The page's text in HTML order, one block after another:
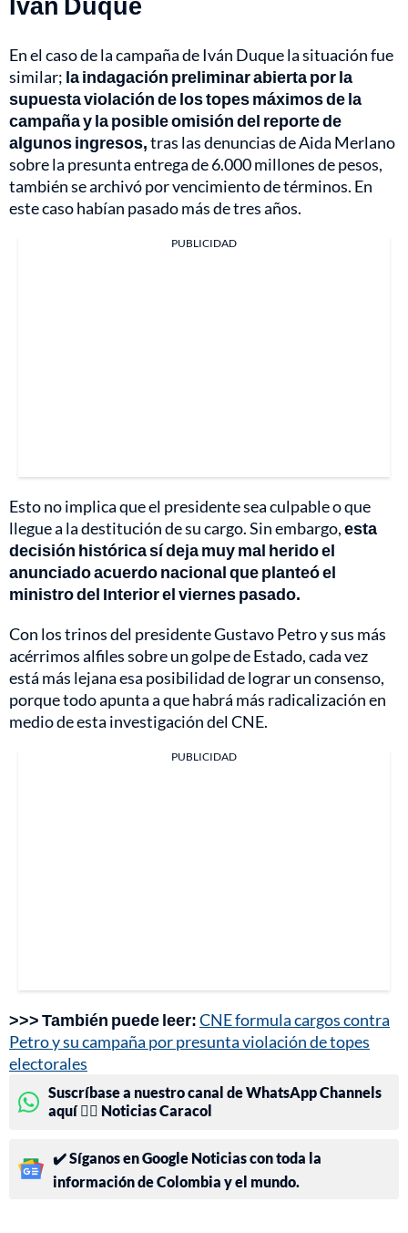
En el caso de la campaña de Iván Duque la situación fue
similar; la indagación preliminar abierta por la
supuesta violación de los topes máximos de la
campaña y la posible omisión del reporte de
algunos ingresos,tras las denuncias de Aida Merlano
sobre la presunta entrega de 6.000 millones de pesos,
también se archivó por vencimiento de términos. En
este caso habían pasado más de tres años.
PUBLICIDAD
Esto no implica que el presidente sea culpable o que
llegue a la destitución de su cargo. Sin embargo,esta
decisión histórica sí deja muy mal herido el
anunciado acuerdo nacional que planteó el
ministro del Interior el viernes pasado.
Con los trinos del presidente Gustavo Petro y sus más
acérrimos alfiles sobre un golpe de Estado, cada vez
está más lejana esa posibilidad de lograr un consenso,
porque todo apunta a que habrá más radicalización en
medio de esta investigación del CNE.
PUBLICIDAD
>>> También puede leer:CNE formula cargos contra
Petro y su campaña por presunta violación de topes
electorales
Suscríbase a nuestro canal de WhatsApp Channels
aquí 👉🏻 Noticias Caracol
✔️ Síganos en Google Noticias con toda la
información de Colombia y el mundo.